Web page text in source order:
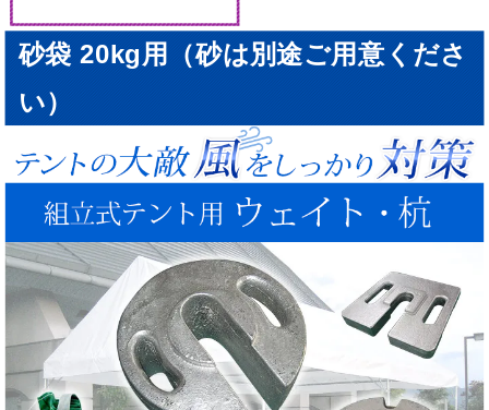
砂袋 20kg用（砂は別途ご用意くださ
い）